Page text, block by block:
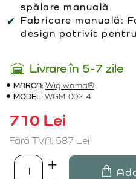
spălare manuală
Fabricare manuală:
design potrivit
Livrare în 5-7 zile
MARCA:Wigiwama®
MODEL:WGM-002-4
710 Lei
Fără TVA: 587 Lei